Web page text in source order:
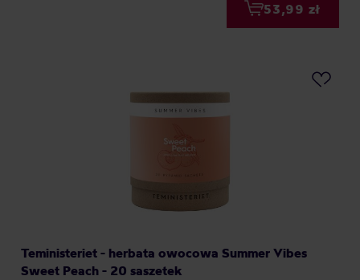
53,99 zł
Teministeriet - herbata owocowa Summer Vibes
Sweet Peach - 20 saszetek